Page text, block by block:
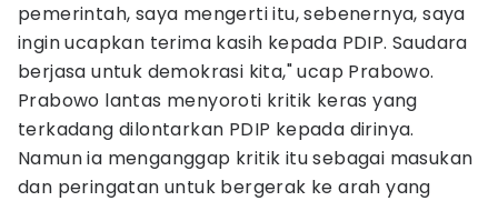
pemerintah, saya mengerti itu, sebenernya, saya
ingin ucapkan terima kasih kepada PDIP. ​​​​​​Saudara
berjasa untuk demokrasi kita," ucap Prabowo.
Prabowo lantas menyoroti kritik keras yang
terkadang dilontarkan PDIP kepada dirinya.
Namun ia menganggap kritik itu sebagai masukan
dan peringatan untuk bergerak ke arah yang